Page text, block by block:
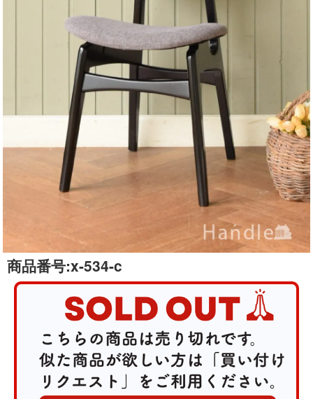
商品番号:x-534-c